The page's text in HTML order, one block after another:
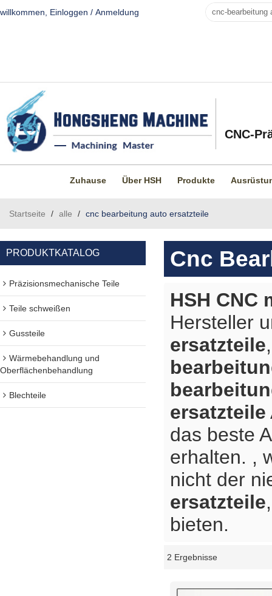
willkommen, Einloggen / Anmeldung
CNC-
Zuhause Über HSH Produkte
Startseite / alle / cnc bearbeitung auto ersatzteile
PRODUKTKATALOG
Präzisionsmechanische Teile
Teile schweißen
Gussteile
Wärmebehandlung und
Oberflächenbehandlung
Blechteile
Cnc
HSH CNC
Hersteller
ersatzteile
ersatzteile
das beste
erhalten. ,
nicht der
ersatzteile
bieten.
2 Ergebnisse